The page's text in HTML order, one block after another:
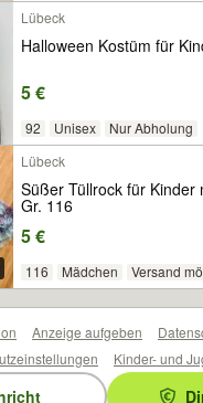
Lübeck
Halloween Kostüm für
5 €
92 Unisex Nur Abholung
Lübeck
Süßer Tüllrock für Kinder
Gr. 116
5 €
116 Mädchen Versand
Anzeige aufgeben
Kinder- und